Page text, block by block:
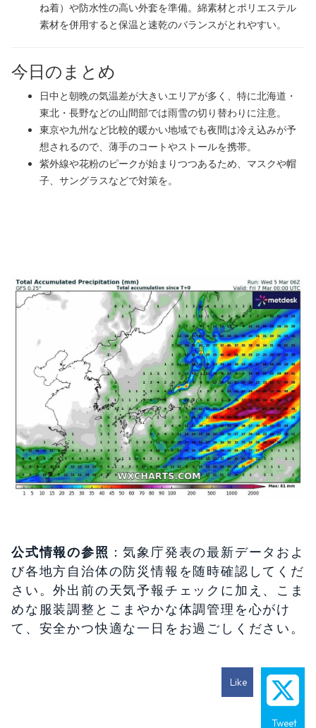
ね着）や防水性の高い外套を準備。綿素材とポリエステル
素材を併用すると保温と速乾のバランスがとれやすい。
今日のまとめ
日中と朝晩の気温差が大きいエリアが多く、特に北海道・
東北・長野などの山間部では雨雪の切り替わりに注意。
東京や九州など比較的暖かい地域でも夜間は冷え込みが予
想されるので、薄手のコートやストールを携帯。
紫外線や花粉のピークが始まりつつあるため、マスクや帽
子、サングラスなどで対策を。
公式情報の参照 ：気象庁発表の最新データおよ
び各地方自治体の防災情報を随時確認してくだ
さい。外出前の天気予報チェックに加え、こま
めな服装調整とこまやかな体調管理を心がけ
て、安全かつ快適な一日をお過ごしください。
Like
Tweet